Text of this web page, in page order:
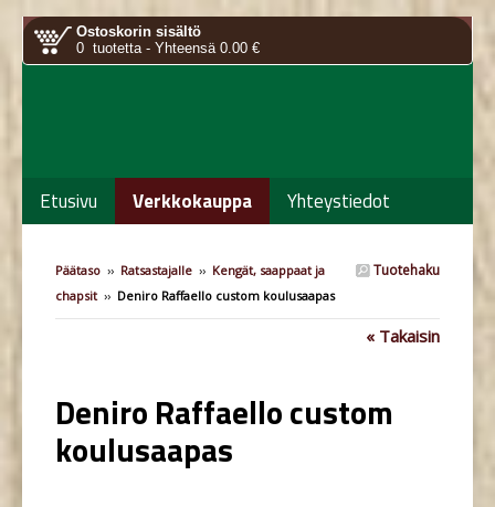
Ostoskorin sisältö
0 tuotetta - Yhteensä 0.00 €
Etusivu Verkkokauppa Yhteystiedot
Tuotehaku
Päätaso ›› Ratsastajalle ›› Kengät, saappaat ja
chapsit›› Deniro Raffaello custom koulusaapas
« Takaisin
Deniro Raffaello custom
koulusaapas